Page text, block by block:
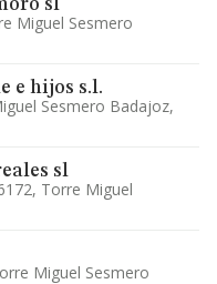
sl
Miguel Sesmero
e hijos s.l.
Sesmero Badajoz,
sl
Torre Miguel
Miguel Sesmero